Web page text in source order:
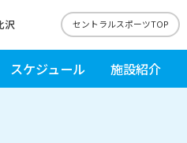
沢 セントラルスポーツTOP
スケジュール 施設紹介